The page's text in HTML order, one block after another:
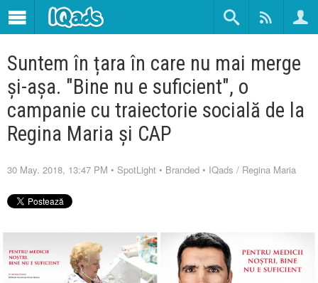
Suntem în țara în care nu mai merge
și-așa. "Bine nu e suficient", o
campanie cu traiectorie socială de la
Regina Maria și CAP
30 May. 2018, 13:47 PM • SpotLight • Branded • IQads / Regina Maria